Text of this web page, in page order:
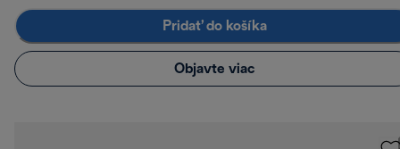
Pridať do košíka
Objavte viac